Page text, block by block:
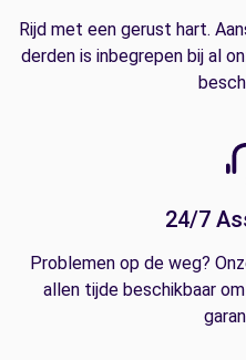
Rijd met een gerust hart.
derden is inbegrepen bij al
24/7
Problemen op de weg?
allen tijde beschikbaar